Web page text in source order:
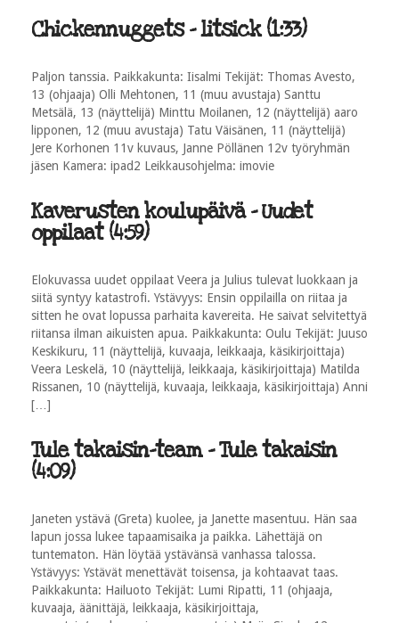
Chickennuggets - litsick (1:33)
Paljon tanssia. Paikkakunta: Iisalmi Tekijät: Thomas Avesto,
13 (ohjaaja) Olli Mehtonen, 11 (muu avustaja) Santtu
Metsälä, 13 (näyttelijä) Minttu Moilanen, 12 (näyttelijä) aaro
lipponen, 12 (muu avustaja) Tatu Väisänen, 11 (näyttelijä)
Jere Korhonen 11v kuvaus, Janne Pöllänen 12v työryhmän
jäsen Kamera: ipad2 Leikkausohjelma: imovie
Kaverusten koulupäivä - Uudet
oppilaat (4:59)
Elokuvassa uudet oppilaat Veera ja Julius tulevat luokkaan ja
siitä syntyy katastrofi. Ystävyys: Ensin oppilailla on riitaa ja
sitten he ovat lopussa parhaita kavereita. He saivat selvitettyä
riitansa ilman aikuisten apua. Paikkakunta: Oulu Tekijät: Juuso
Keskikuru, 11 (näyttelijä, kuvaaja, leikkaaja, käsikirjoittaja)
Veera Leskelä, 10 (näyttelijä, leikkaaja, käsikirjoittaja) Matilda
Rissanen, 10 (näyttelijä, kuvaaja, leikkaaja, käsikirjoittaja) Anni
[…]
Tule takaisin-team - Tule takaisin
(4:09)
Janeten ystävä (Greta) kuolee, ja Janette masentuu. Hän saa
lapun jossa lukee tapaamisaika ja paikka. Lähettäjä on
tuntematon. Hän löytää ystävänsä vanhassa talossa.
Ystävyys: Ystävät menettävät toisensa, ja kohtaavat taas.
Paikkakunta: Hailuoto Tekijät: Lumi Ripatti, 11 (ohjaaja,
kuvaaja, äänittäjä, leikkaaja, käsikirjoittaja,